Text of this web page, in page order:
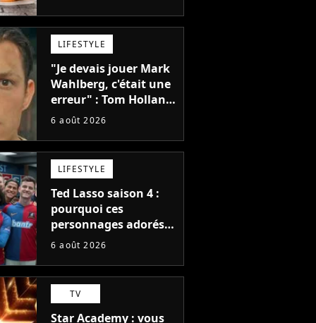
et je ne sais pas quoi
en penser
LIFESTYLE
"Je devais jouer Mark
Wahlberg, c'était une
erreur" : Tom Holland,
la star de Spider-Man,
blockbuster
6 août 2026
LIFESTYLE
Ted Lasso saison 4 :
pourquoi ces
personnages adorés
des fans ne sont pas
6 août 2026
TV
Star Academy : vous